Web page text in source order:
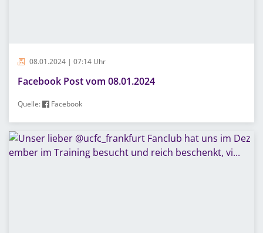
08.01.2024 | 07:14 Uhr
Facebook Post vom 08.01.2024
Quelle: Facebook